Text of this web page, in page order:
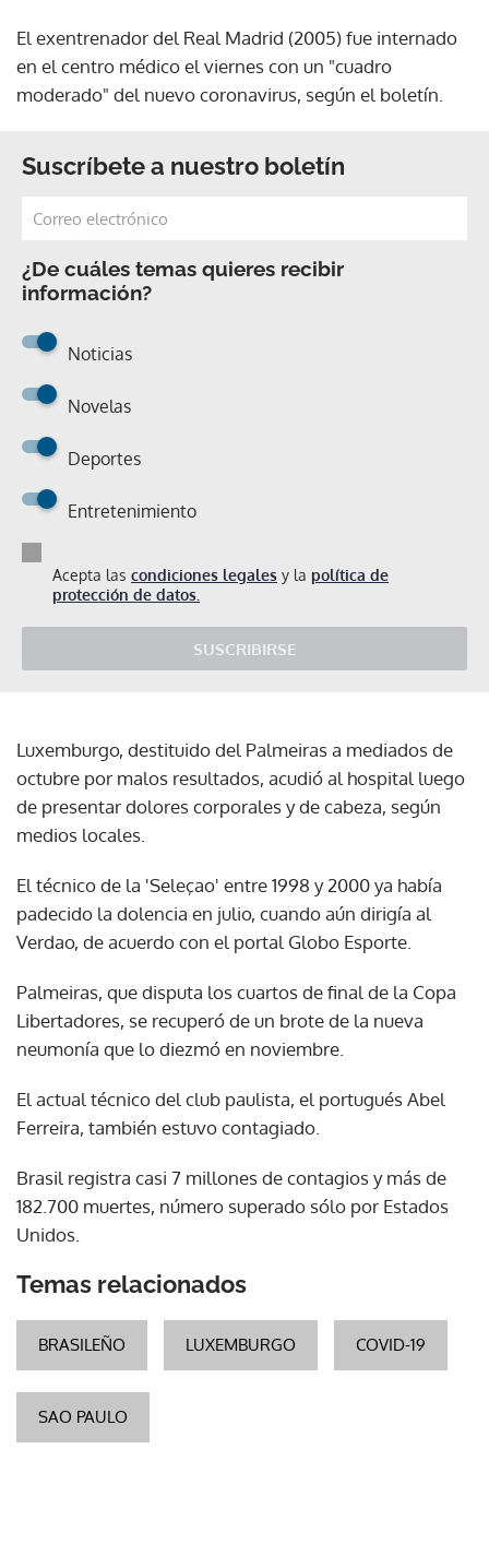
El exentrenador del Real Madrid (2005) fue internado
en el centro médico el viernes con un "cuadro
moderado" del nuevo coronavirus, según el boletín.
Suscríbete a nuestro boletín
¿De cuáles temas quieres recibir
información?
Noticias
Novelas
Deportes
Entretenimiento
Acepta las condiciones legales y la política de
protección de datos.
SUSCRIBIRSE
Luxemburgo, destituido del Palmeiras a mediados de
octubre por malos resultados, acudió al hospital luego
de presentar dolores corporales y de cabeza, según
medios locales.
El técnico de la 'Seleçao' entre 1998 y 2000 ya había
padecido la dolencia en julio, cuando aún dirigía al
Verdao, de acuerdo con el portal Globo Esporte.
Palmeiras, que disputa los cuartos de final de la Copa
Libertadores, se recuperó de un brote de la nueva
neumonía que lo diezmó en noviembre.
El actual técnico del club paulista, el portugués Abel
Ferreira, también estuvo contagiado.
Brasil registra casi 7 millones de contagios y más de
182.700 muertes, número superado sólo por Estados
Unidos.
Temas relacionados
BRASILEÑO LUXEMBURGO COVID-19
SAO PAULO